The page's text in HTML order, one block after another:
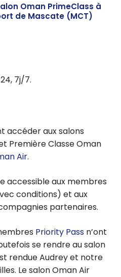
Oman PrimeClass à
de Mascate (MCT)
7j/7.
accéder aux salons
Première Classe Oman
Air.
accessible aux membres
conditions) et aux
partenaires.
Priority Pass n’ont
se rendre au salon
rendue Audrey et notre
Le salon Oman Air